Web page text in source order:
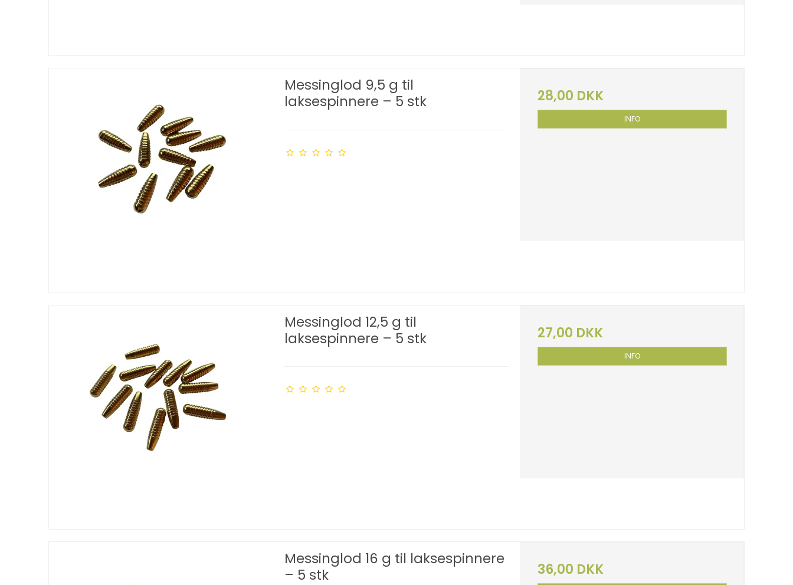
Messinglod 9,5 g til
laksespinnere – 5 stk
28,00 DKK
INFO
Messinglod 12,5 g til
laksespinnere – 5 stk
27,00 DKK
INFO
Messinglod 16 g til laksespinnere
– 5 stk
36,00 DKK